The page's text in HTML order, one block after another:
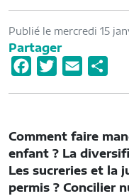
Publié le mercredi 15
Partager
b
o
o
t
e
r
l
a
g
e
Comment faire
enfant ? La
Les sucreries et la
permis ? Concilier